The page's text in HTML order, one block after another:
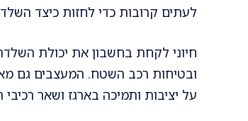
לעתים קרובות כדי לחזות כיצד
חיוני לקחת בחשבון את יכולת
ובטיחות רכב השטח. המעצבים גם
על יציבות ותמיכה בארגז ושאר רכיבי